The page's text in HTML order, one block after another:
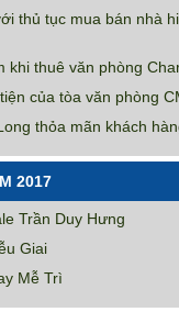
thủ tục mua bán nhà
khi thuê văn phòng
của tòa văn phòng
thỏa mãn khách
2017
Trần Duy Hưng
Giai
Mễ Trì